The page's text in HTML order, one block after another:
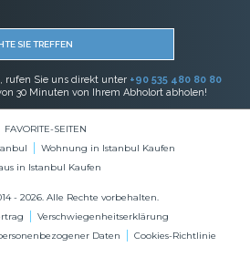
SIE TREFFEN
rufen Sie uns direkt unter +90 535 480 80 80
30 Minuten von Ihrem Abholort abholen!
FAVORITE-SEITEN
Wohnung in Istanbul Kaufen
in Istanbul Kaufen
- 2026. Alle Rechte vorbehalten.
Verschwiegenheitserklärung
Daten
Cookies-Richtlinie